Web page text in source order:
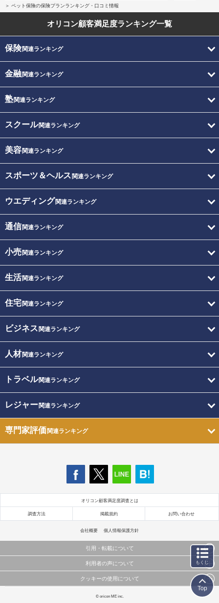
ペット保険の保険プランランキング・口コミ情報
オリコン顧客満足度ランキング一覧
保険関連ランキング
金融関連ランキング
塾関連ランキング
スクール関連ランキング
美容関連ランキング
スポーツ＆ヘルス 関連ランキング
ウエディング関連ランキング
通信関連ランキング
小売関連ランキング
生活関連ランキング
住宅関連ランキング
ビジネス 関連ランキング
人材関連ランキング
トラベル関連ランキング
レジャー関連ランキング
専門家評価関連ランキング
オリコン顧客満足度調査とは
調査方法 掲載規約 お問い合わせ
会社概要 個人情報保護方針
引用・転載について
当サイトで公開されている情報（文字、写真、イラスト、画像データ等）及びこれらの配置・
これらの情報を権利者の許可なく無断転載・複製などの二次利用を行うことは固く禁じており
利用者の声について
当サイトに掲載している内容はすべてサービスの利用者が提出された見解・感想です。
弊社の見解・ 意見ではないことをご理解いただいた上でご覧ください。
クッキーの使用について
このサイトでは Cookie を使用して、ユーザーに合わせたコンテンツや広告の表示、ソーシャル
© oricon ME inc.
もくじ
Top